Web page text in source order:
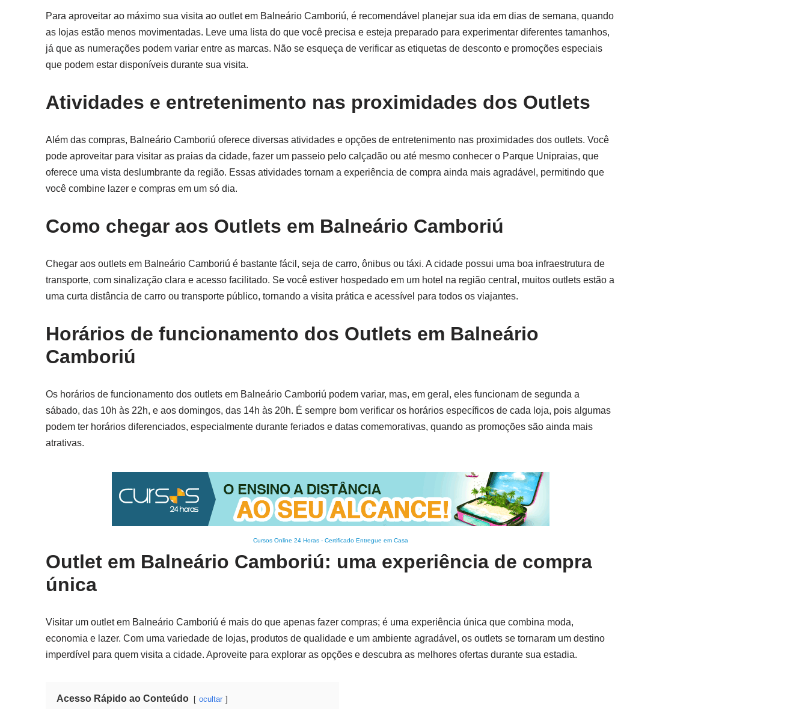
Para aproveitar ao máximo sua visita ao outlet em Balneário Camboriú, é recomendável planejar sua ida em dias de semana, quando
as lojas estão menos movimentadas. Leve uma lista do que você precisa e esteja preparado para experimentar diferentes tamanhos,
já que as numerações podem variar entre as marcas. Não se esqueça de verificar as etiquetas de desconto e promoções especiais
que podem estar disponíveis durante sua visita.
Atividades e entretenimento nas proximidades dos Outlets
Além das compras, Balneário Camboriú oferece diversas atividades e opções de entretenimento nas proximidades dos outlets. Você
pode aproveitar para visitar as praias da cidade, fazer um passeio pelo calçadão ou até mesmo conhecer o Parque Unipraias, que
oferece uma vista deslumbrante da região. Essas atividades tornam a experiência de compra ainda mais agradável, permitindo que
você combine lazer e compras em um só dia.
Como chegar aos Outlets em Balneário Camboriú
Chegar aos outlets em Balneário Camboriú é bastante fácil, seja de carro, ônibus ou táxi. A cidade possui uma boa infraestrutura de
transporte, com sinalização clara e acesso facilitado. Se você estiver hospedado em um hotel na região central, muitos outlets estão a
uma curta distância de carro ou transporte público, tornando a visita prática e acessível para todos os viajantes.
Horários de funcionamento dos Outlets em Balneário
Camboriú
Os horários de funcionamento dos outlets em Balneário Camboriú podem variar, mas, em geral, eles funcionam de segunda a
sábado, das 10h às 22h, e aos domingos, das 14h às 20h. É sempre bom verificar os horários específicos de cada loja, pois algumas
podem ter horários diferenciados, especialmente durante feriados e datas comemorativas, quando as promoções são ainda mais
atrativas.
Cursos Online 24 Horas- Certificado Entregue em Casa
Outlet em Balneário Camboriú: uma experiência de compra
única
Visitar um outlet em Balneário Camboriú é mais do que apenas fazer compras; é uma experiência única que combina moda,
economia e lazer. Com uma variedade de lojas, produtos de qualidade e um ambiente agradável, os outlets se tornaram um destino
imperdível para quem visita a cidade. Aproveite para explorar as opções e descubra as melhores ofertas durante sua estadia.
Acesso Rápido ao Conteúdo ocultar